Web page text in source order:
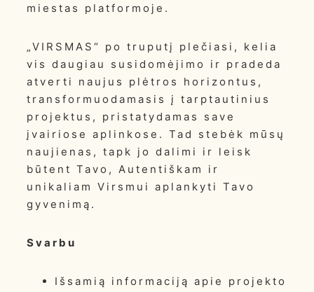
miestas platformoje.
„VIRSMAS“ po truputį plečiasi, kelia
vis daugiau susidomėjimo ir pradeda
atverti naujus plėtros horizontus,
transformuodamasis į tarptautinius
projektus, pristatydamas save
įvairiose aplinkose. Tad stebėk mūsų
naujienas, tapk jo dalimi ir leisk
būtent Tavo, Autentiškam ir
unikaliam Virsmui aplankyti Tavo
gyvenimą.
Svarbu
Išsamią informaciją apie projekto